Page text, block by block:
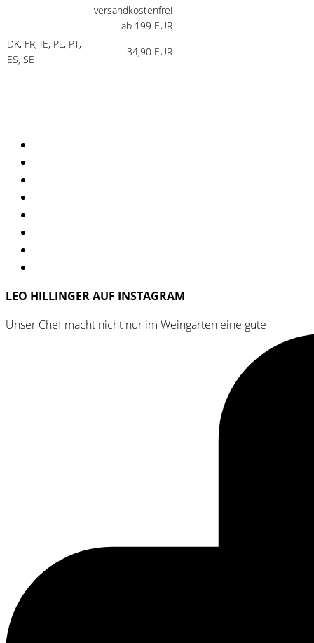
Produktseite
werden
versandkostenfrei
ab 199 EUR
DK, FR, IE, PL, PT,
ES, SE
34,90 EUR
LEO HILLINGER AUF INSTAGRAM
Unser Chef macht nicht nur im Weingarten eine gute